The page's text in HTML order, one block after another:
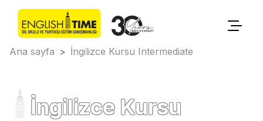
Ana sayfa > İngilizce Kursu Intermediate
İngilizce Kursu